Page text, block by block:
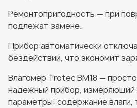
Ремонтопригодность — при
подлежат замене.
Прибор автоматически
бездействии, что экономит
Влагомер Trotec BM18 —
надежный прибор, измеряющий
параметры: содержание влаги,